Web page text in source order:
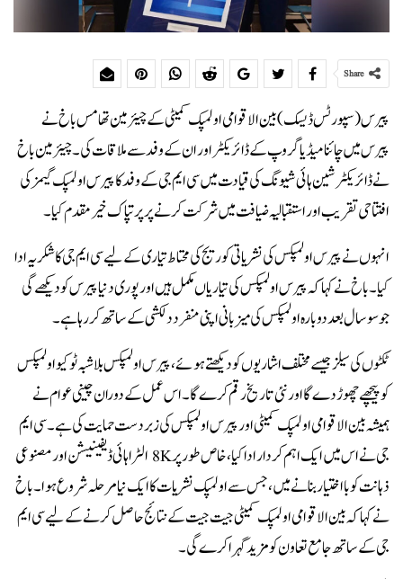
Share
پیرس (سپورٹس ڈیسک) بین الاقوامی اولمپک کمیٹی کے چیئرمین تھامس باخ نے
پیرس میں چائنامیڈیا گروپ کے ڈائریکٹر اور ان کے وفد سے ملاقات کی۔ چیئرمین باخ
نے ڈائریکٹر شین ہائی شیونگ کی قیادت میں سی ایم جی کے وفدکا پیرس اولمپک گیمز کی
افتتاحی تقریب اور استقبالیہ ضیافت میں شرکت کرنے پر پرتپاک خیر مقدم کیا ۔
انہوں نے پیرس اولمپکس کی نشریاتی کوریج کی محتاط تیاری کے لیے سی ایم جی کا شکریہ ادا
کیا۔باخ نے کہا کہ پیرس اولمپکس کی تیاریاں مکمل ہیں اور پوری دنیا پیرس کو دیکھے گی
جو سو سال بعد دوبارہ اولمپکس کی میزبانی اپنی منفرد دلکشی کے ساتھ کر رہا ہے۔
ٹکٹوں کی سیلز جیسے مختلف اشاریوں کو دیکھتے ہوئے، پیرس اولمپکس بلاشبہ ٹوکیو اولمپکس
کو پیچھے چھوڑ دے گا اور نئی تاریخ رقم کرے گا۔ اس عمل کے دوران چینی عوام نے
ہمیشہ بین الاقوامی اولمپک کمیٹی اور پیرس اولمپکس کی زبردست حمایت کی ہے۔ سی ایم
جی نے اس میں ایک اہم کردار ادا کیا، خاص طور پر 8K الٹرا ہائی ڈیفینیشن اور مصنوعی
ذہانت کو بااختیار بنانے میں، جس سے اولمپک نشریات کا ایک نیا مرحلہ شروع ہوا۔ باخ
نے کہا کہ بین الاقوامی اولمپک کمیٹی جیت جیت کے نتائج حاصل کرنے کے لیے سی ایم
جی کے ساتھ جامع تعاون کو مزید گہرا کرے گی۔